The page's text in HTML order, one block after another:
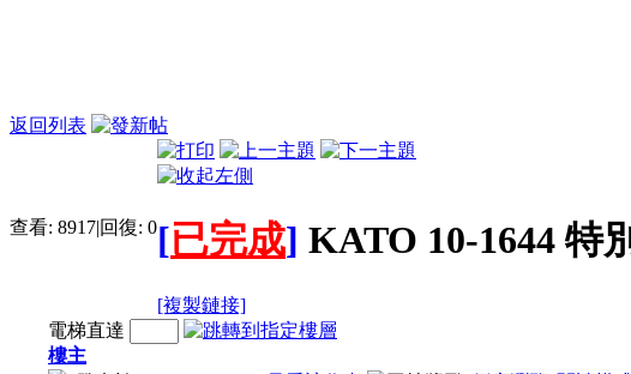
返回列表
查看: 8917|回復: 0[已完成] KATO 10-1644 特
[複製鏈接]
電梯直達
樓主